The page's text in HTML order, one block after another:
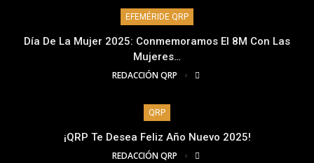
EFEMÉRIDE QRP
Día De La Mujer 2025: Conmemoramos El 8M Con Las
Mujeres…
REDACCIÓN QRP
QRP
¡QRP Te Desea Feliz Año Nuevo 2025!
REDACCIÓN QRP